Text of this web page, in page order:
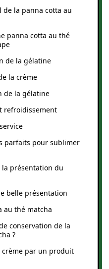
la panna cotta au
panna cotta au thé
de la gélatine
la crème
de la gélatine
refroidissement
parfaits pour sublimer
présentation du
belle présentation
au thé matcha
conservation de la
?
crème par un produit